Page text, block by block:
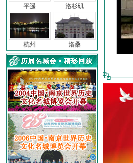
平遥
杭州
洛杉矶
洛桑